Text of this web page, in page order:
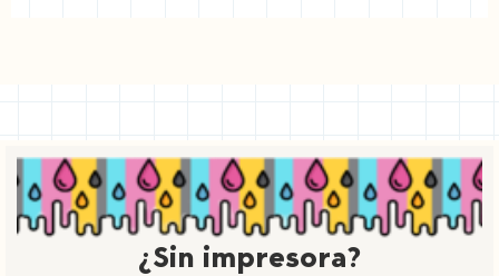
¿Sin impresora?